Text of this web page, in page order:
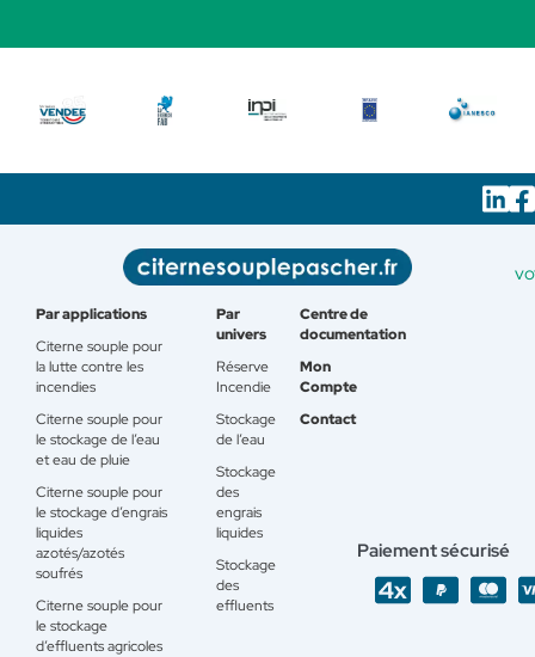
Par applications
Citerne souple pour
la lutte contre les
incendies
Citerne souple pour
le stockage de l’eau
et eau de pluie
Citerne souple pour
le stockage d’engrais
liquides
azotés/azotés
soufrés
Citerne souple pour
le stockage
d’effluents agricoles
Par
univers
Réserve
Incendie
Stockage
de l’eau
Stockage
des
engrais
liquides
Stockage
des
effluents
Centre de
documentation
Mon
Compte
Contact
Paiement sécurisé